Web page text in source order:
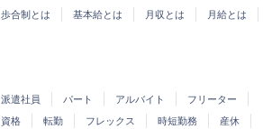
歩合制とは 基本給とは 月収とは
月給とは
派遣社員 パート アルバイト
フリーター
資格 転勤 フレックス 時短勤務
産休